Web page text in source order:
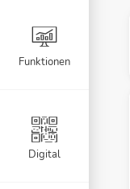
Funktionen
Digital